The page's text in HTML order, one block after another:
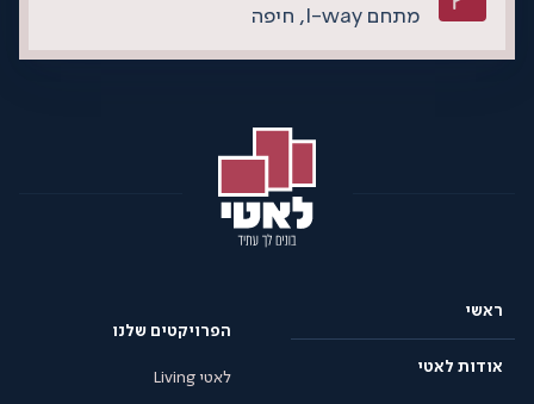
מתחם I-way,
חיפה
ראשי
אודות לאטי
הפרויקטים שלנו
לאטי Living